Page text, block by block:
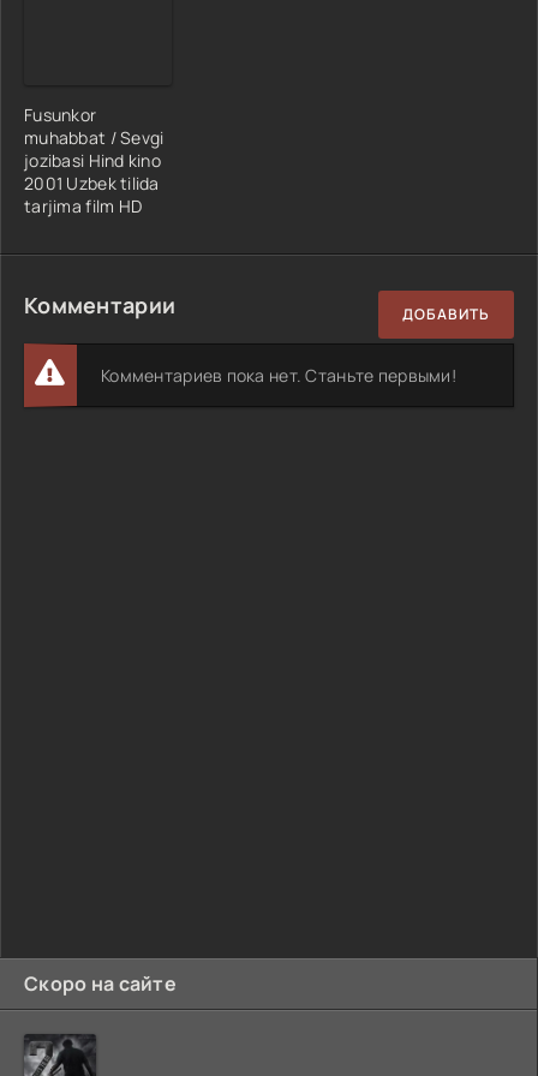
Скоро на сайте
Fusunkor
muhabbat / Sevgi
jozibasi Hind kino
2001 Uzbek tilida
tarjima film HD
Комментарии ДОБАВИТЬ
Комментариев пока нет. Станьте первыми!